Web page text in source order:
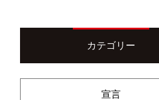
カテゴリー
宣言